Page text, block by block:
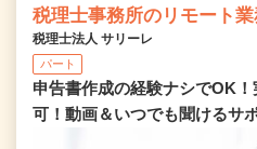
税理士事務所のリモート
税理士法人 サリーレ
パート
申告書作成の経験ナシでOK
可！動画＆いつでも聞けるサ